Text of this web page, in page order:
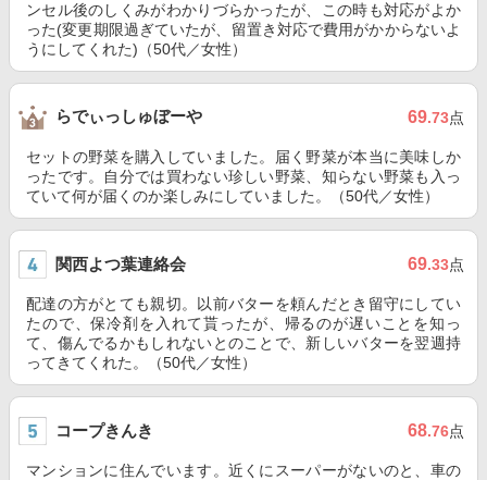
ンセル後のしくみがわかりづらかったが、この時も対応がよか
った(変更期限過ぎていたが、留置き対応で費用がかからないよ
うにしてくれた)（50代／女性）
らでぃっしゅぼーや 69.73点
セットの野菜を購入していました。届く野菜が本当に美味しか
ったです。自分では買わない珍しい野菜、知らない野菜も入っ
ていて何が届くのか楽しみにしていました。（50代／女性）
関西よつ葉連絡会 69.33点
配達の方がとても親切。以前バターを頼んだとき留守にしてい
たので、保冷剤を入れて貰ったが、帰るのが遅いことを知っ
て、傷んでるかもしれないとのことで、新しいバターを翌週持
ってきてくれた。（50代／女性）
コープきんき 68.76点
マンションに住んでいます。近くにスーパーがないのと、車の